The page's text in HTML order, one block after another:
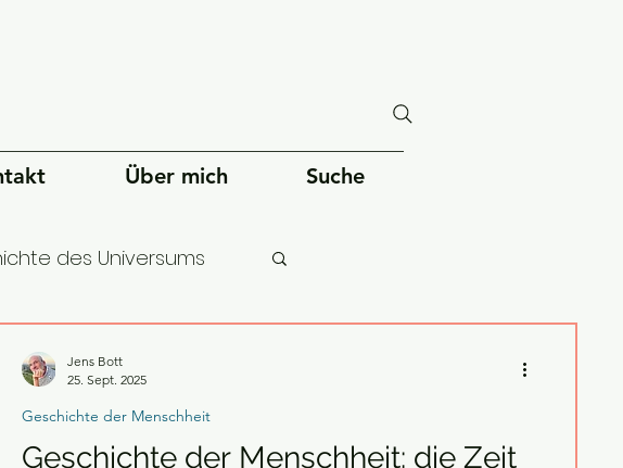
Über mich Suche
des Universums
Geschichte der Menschheit: die Zeit
Geschichte der Menschheit
Jens Bott
25. Sept. 2025